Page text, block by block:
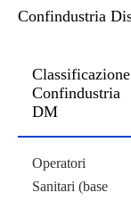
Confindustria
Classificazione
Confindustria
DM
Operatori
Sanitari (base